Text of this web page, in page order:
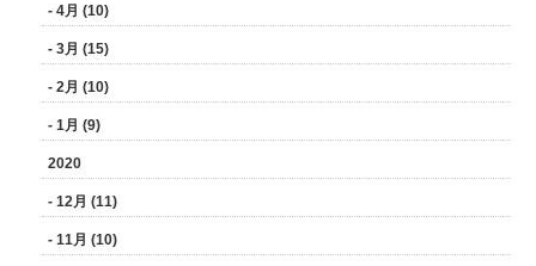
- 4月 (10)
- 3月 (15)
- 2月 (10)
- 1月 (9)
2020
- 12月 (11)
- 11月 (10)